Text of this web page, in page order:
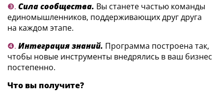
❸. Сила сообщества. Вы станете частью команды
единомышленников, поддерживающих друг друга
на каждом этапе.
❹. Интеграция знаний. Программа построена так,
чтобы новые инструменты внедрялись в ваш бизнес
постепенно.
Что вы получите?